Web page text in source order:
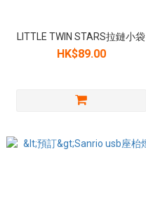
LITTLE TWIN STARS拉鏈小袋
HK$89.00